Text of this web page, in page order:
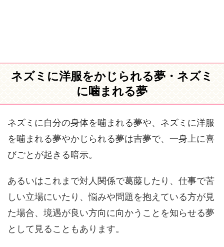
ネズミに洋服をかじられる夢・ネズミ
に噛まれる夢
ネズミに自分の身体を噛まれる夢や、ネズミに洋服
を噛まれる夢やかじられる夢は吉夢で、一身上に喜
びごとが起きる暗示。
あるいはこれまで対人関係で葛藤したり、仕事で苦
しい立場にいたり、悩みや問題を抱えている方が見
た場合、境遇が良い方向に向かうことを知らせる夢
として見ることもあります。